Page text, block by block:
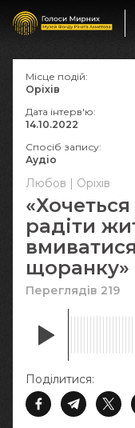
Любов | Оріхів
радіти
щоранку»
Переглядів 219
Поділитися:
Місце подій:
Оріхів
Дата інтерв'ю:
14.10.2022
Спосіб запису:
Аудіо